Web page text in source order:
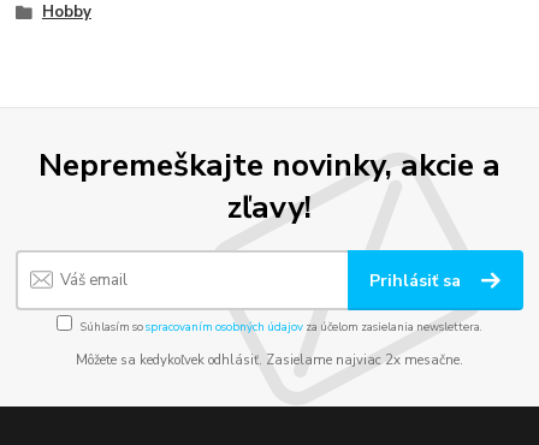
Hobby
Nepremeškajte novinky, akcie a
zľavy!
Prihlásiť sa
Súhlasím sospracovaním osobných údajov za účelom zasielania newslettera.
Môžete sa kedykoľvek odhlásiť. Zasielame najviac 2x mesačne.